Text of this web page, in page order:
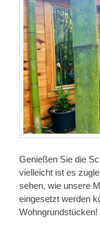
Genießen Sie die
vielleicht ist es
sehen, wie unsere
eingesetzt werden
Wohngrundstücken!